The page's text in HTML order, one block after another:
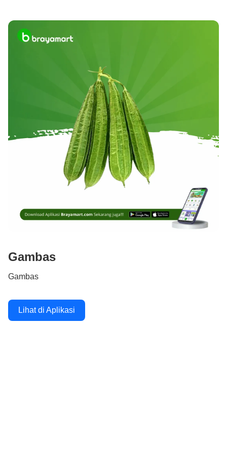
Gambas
Gambas
Lihat di Aplikasi